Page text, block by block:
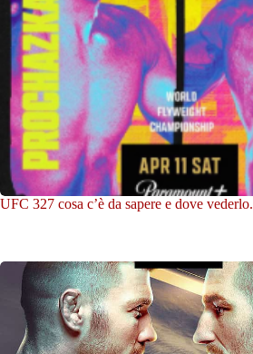
UFC 327 cosa c’è da sapere e dove vederlo.